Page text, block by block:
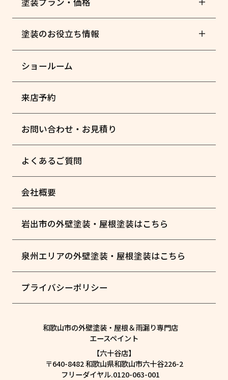
塗装のお役立ち情報
ショールーム
来店予約
お問い合わせ・お見積り
よくあるご質問
会社概要
岩出市の外壁塗装・屋根塗装はこちら
泉州エリアの外壁塗装・屋根塗装はこちら
プライバシーポリシー
和歌山市の外壁塗装・屋根＆雨漏り専門店
エースペイント
【六十谷店】
〒640-8482 和歌山県和歌山市六十谷226-2
フリーダイヤル.0120-063-001